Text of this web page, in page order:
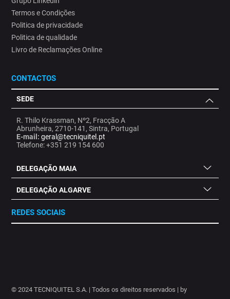
Termos e Condições
Politica de privacidade
Politica de qualidade
Livro de Reclamações Online
CONTACTOS
SEDE
R. Thilo Krassman, Nº2, Fracção A
Abrunheira, 2710-141, Sintra, Portugal
E-mail: geral@tecniquitel.pt
Telefone: +351 219 154 600
DELEGAÇÃO MAIA
DELEGAÇÃO ALGARVE
REDES SOCIAIS
© 2024 TECNIQUITEL S.A. | Todos os direitos reservados | by